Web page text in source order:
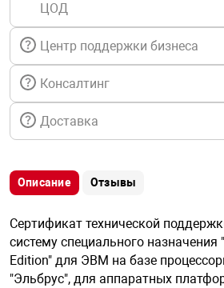
техника
автомобили
информации
средства охраны
ЦОД
Центр поддержки бизнеса
Консалтинг
Доставка
Описание Отзывы
Сертификат технической
систему специального назначения
Edition" для ЭВМ на базе
"Эльбрус", для аппаратных